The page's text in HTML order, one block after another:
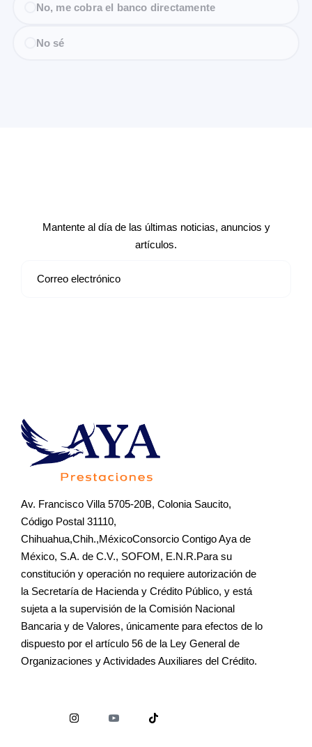
No, me cobra el banco directamente
No sé
Mantente al día de las últimas noticias, anuncios y
artículos.
Av. Francisco Villa 5705-20B, Colonia Saucito,
Código Postal 31110,
Chihuahua,Chih.,MéxicoConsorcio Contigo Aya de
México, S.A. de C.V., SOFOM, E.N.R.Para su
constitución y operación no requiere autorización de
la Secretaría de Hacienda y Crédito Público, y está
sujeta a la supervisión de la Comisión Nacional
Bancaria y de Valores, únicamente para efectos de lo
dispuesto por el artículo 56 de la Ley General de
Organizaciones y Actividades Auxiliares del Crédito.